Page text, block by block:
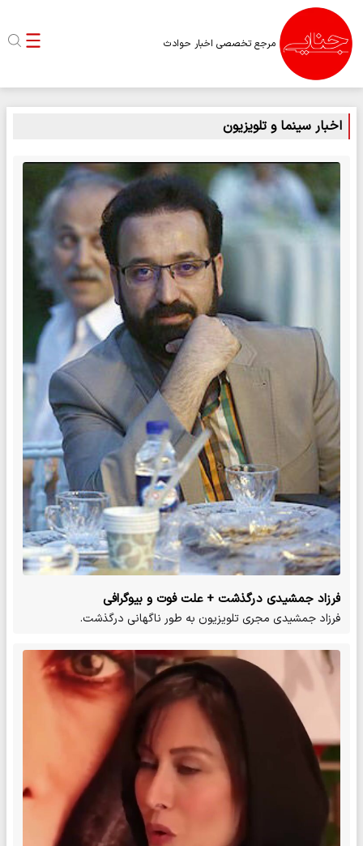
مرجع تخصصی اخبار حوادث
اخبار سینما و تلویزیون
فرزاد جمشیدی درگذشت + علت فوت و بیوگرافی
فرزاد جمشیدی مجری تلویزیون به طور ناگهانی درگذشت.